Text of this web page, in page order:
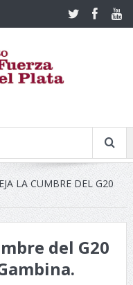
LA CUMBRE DEL G20
del G20